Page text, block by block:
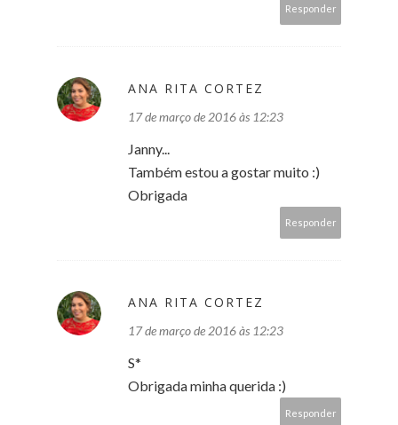
Responder
ANA RITA CORTEZ
17 de março de 2016 às 12:23
Janny...
Também estou a gostar muito :)
Obrigada
Responder
ANA RITA CORTEZ
17 de março de 2016 às 12:23
S*
Obrigada minha querida :)
Responder